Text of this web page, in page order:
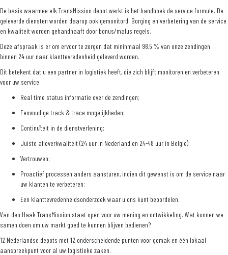
De basis waarmee elk TransMission depot werkt is het handboek de service formule. De
geleverde diensten worden daarop ook gemonitord. Borging en verbetering van de service
en kwaliteit worden gehandhaaft door bonus/malus regels.
Deze afspraak is er om ervoor te zorgen dat mininmaal 98,5 % van onze zendingen
binnen 24 uur naar klanttevredenheid geleverd worden.
Dit betekent dat u een partner in logistiek heeft, die zich blijft monitoren en verbeteren
voor uw service.
Real time status informatie over de zendingen;
Eenvoudige track & trace mogelijkheden;
Continuïteit in de dienstverlening;
Juiste afleverkwaliteit (24 uur in Nederland en 24-48 uur in België);
Vertrouwen;
Proactief processen anders aansturen, indien dit gewenst is om de service naar
uw klanten te verbeteren;
Een klanttevredenheidsonderzoek waar u ons kunt beoordelen.
Van den Haak TransMission staat open voor uw mening en ontwikkeling. Wat kunnen we
samen doen om uw markt goed te kunnen blijven bedienen?
12 Nederlandse depots met 12 onderscheidende punten voor gemak en één lokaal
aanspreekpunt voor al uw logistieke zaken.